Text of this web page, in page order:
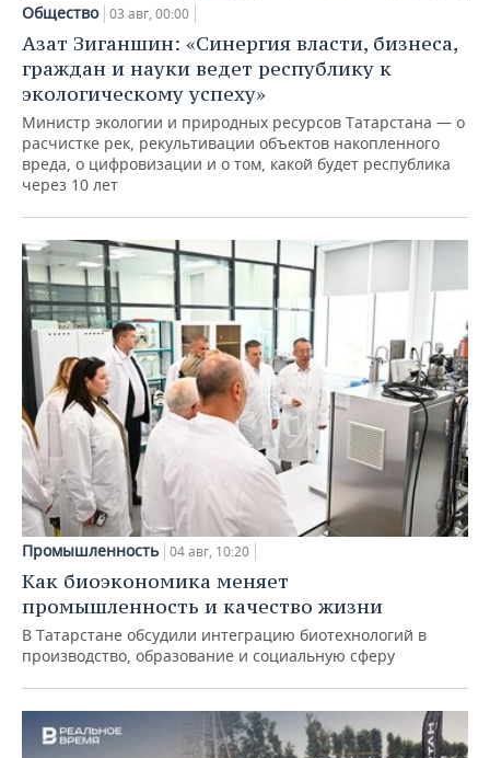
Общество 03 авг, 00:00
Азат Зиганшин: «Синергия власти, бизнеса,
граждан и науки ведет республику к
экологическому успеху»
Министр экологии и природных ресурсов Татарстана — о
расчистке рек, рекультивации объектов накопленного
вреда, о цифровизации и о том, какой будет республика
через 10 лет
Промышленность 04 авг, 10:20
Как биоэкономика меняет
промышленность и качество жизни
В Татарстане обсудили интеграцию биотехнологий в
производство, образование и социальную сферу